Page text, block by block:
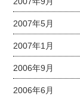
2007年5月
2007年1月
2006年9月
2006年6月